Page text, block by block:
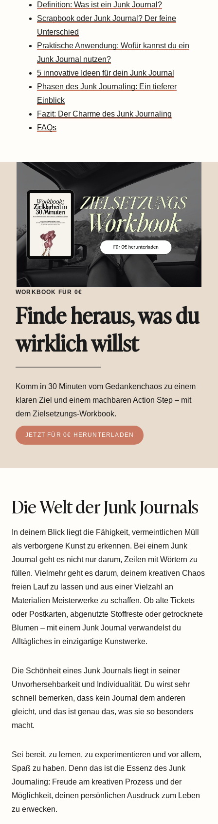
Definition: Was ist ein Junk Journal?
Scrapbook oder Junk Journal? Der feine
Unterschied
Praktische Anwendung: Wofür kannst du ein
Junk Journal nutzen?
5 innovative Ideen für dein Junk Journal
Phasen des Junk Journaling: Ein tieferer
Einblick
Fazit: Der Charme des Junk Journaling
FAQs
WORKBOOK FÜR 0€
Finde heraus, was du
wirklich willst
Komm in 30 Minuten vom Gedankenchaos zu einem
klaren Ziel und einem machbaren Action Step – mit
dem Zielsetzungs-Workbook.
JETZT FÜR 0€ HERUNTERLADEN
Die Welt der Junk Journals
In deinem Blick liegt die Fähigkeit, vermeintlichen Müll
als verborgene Kunst zu erkennen. Bei einem Junk
Journal geht es nicht nur darum, Zeilen mit Wörtern zu
füllen. Vielmehr geht es darum, deinem kreativen Chaos
freien Lauf zu lassen und aus einer Vielzahl an
Materialien Meisterwerke zu schaffen. Ob alte Tickets
oder Postkarten, abgenutzte Stoffreste oder getrocknete
Blumen – mit einem Junk Journal verwandelst du
Alltägliches in einzigartige Kunstwerke.
Die Schönheit eines Junk Journals liegt in seiner
Unvorhersehbarkeit und Individualität. Du wirst sehr
schnell bemerken, dass kein Journal dem anderen
gleicht, und das ist genau das, was sie so besonders
macht.
Sei bereit, zu lernen, zu experimentieren und vor allem,
Spaß zu haben. Denn das ist die Essenz des Junk
Journaling: Freude am kreativen Prozess und der
Möglichkeit, deinen persönlichen Ausdruck zum Leben
zu erwecken.